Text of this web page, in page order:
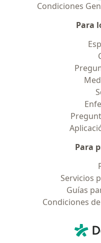
Condiciones
Para
Para
Servicios
Guías
Condiciones